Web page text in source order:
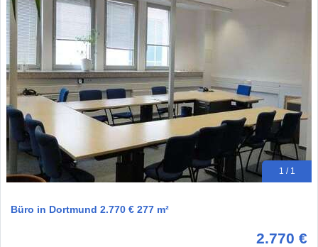
1 / 1
Büro in Dortmund 2.770 € 277 m²
2.770 €